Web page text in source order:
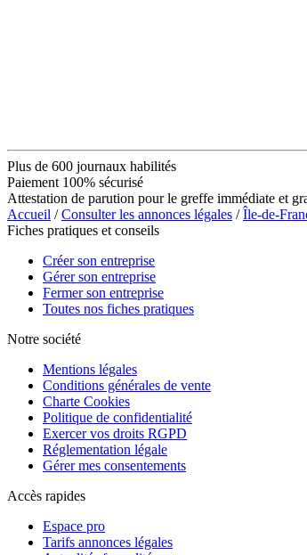
Plus de 600 journaux habilités
Paiement 100% sécurisé
Attestation de parution pour le greffe immédiate et
Accueil /Consulter les annonces légales /Île-de-
Fiches pratiques et conseils
Créer son entreprise
Gérer son entreprise
Fermer son entreprise
Toutes nos fiches pratiques
Notre société
Mentions légales
Conditions générales de vente
Charte Cookies
Politique de confidentialité
Exercer vos droits RGPD
Réglementation légale
Gérer mes consentements
Accès rapides
Espace pro
Tarifs annonces légales